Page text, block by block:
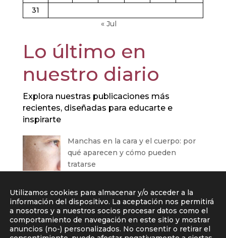
31
« Jul
Lo último en
nuestro diario
Explora nuestras publicaciones más
recientes, diseñadas para educarte e
inspirarte
Manchas en la cara y el cuerpo: por
qué aparecen y cómo pueden
tratarse
periocular envejece antes y cómo
tratarla
Ácido hialurónico en medicina
estética: beneficios y uso
Utilizamos cookies para almacenar y/o acceder a la
información del dispositivo. La aceptación nos permitirá
a nosotros y a nuestros socios procesar datos como el
comportamiento de navegación en este sitio y mostrar
anuncios (no-) personalizados. No consentir o retirar el